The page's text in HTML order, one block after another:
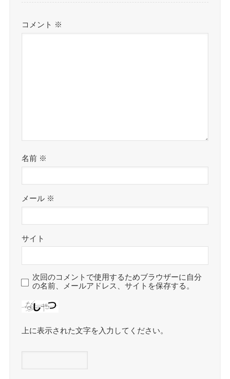
コメント ※
名前 ※
メール ※
サイト
次回のコメントで使用するためブラウザーに自分
の名前、メールアドレス、サイトを保存する。
上に表示された文字を入力してください。